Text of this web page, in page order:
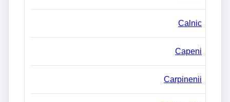
Calnic
Capeni
Carpinenii